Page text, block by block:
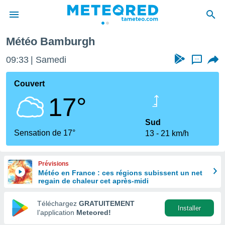
de
en
Météo Bamburgh
09:33 Samedi ...
Couvert
17°
Sensation de 17°
Sud
13
21 km/h
Prévisions
Météo en France : ces régions subissent un net
regain de chaleur cet après-midi
Téléchargez GRATUITEMENT
l’application Meteored!
Installer